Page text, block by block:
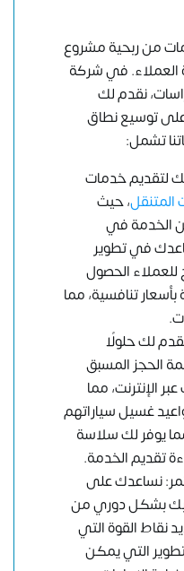
من ربحية مشروع
العملاء. في شركة
نقدم لك
توسيع نطاق
تشمل:
لتقديم خدمات
المتنقل، حيث
الخدمة في
في تطوير
للعملاء الحصول
تنافسية، مما
لك حلولًا
الحجز المسبق
الإنترنت، مما
غسيل سياراتهم
يوفر لك سلاسة
تقديم الخدمة.
نساعدك على
بك بشكل دوري من
نقاط القوة التي
التي يمكن